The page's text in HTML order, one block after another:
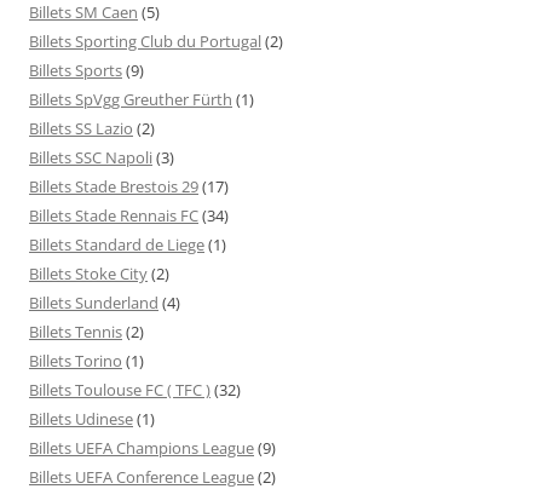
Billets SM Caen (5)
Billets Sporting Club du Portugal(2)
Billets Sports(9)
Billets SpVgg Greuther Fürth (1)
Billets SS Lazio (2)
Billets SSC Napoli(3)
Billets Stade Brestois 29(17)
Billets Stade Rennais FC(34)
Billets Standard de Liege(1)
Billets Stoke City(2)
Billets Sunderland (4)
Billets Tennis(2)
Billets Torino (1)
Billets Toulouse FC ( TFC )(32)
Billets Udinese(1)
Billets UEFA Champions League(9)
Billets UEFA Conference League(2)